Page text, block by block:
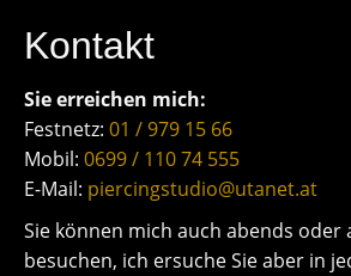
Kontakt
Sie erreichen mich:
Festnetz: 01 / 979 15 66
Mobil: 0699 / 110 74 555
E-Mail: piercingstudio@utanet.at
Sie können mich auch abends oder
besuchen, ich ersuche Sie aber in